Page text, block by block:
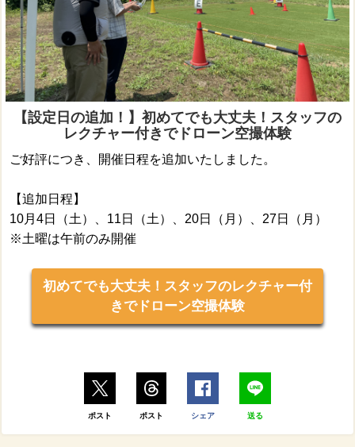
【設定日の追加！】初めてでも大丈夫！スタッフの
レクチャー付きでドローン空撮体験
ご好評につき、開催日程を追加いたしました。
【追加日程】
10月4日（土）、11日（土）、20日（月）、27日（月）
※土曜は午前のみ開催
初めてでも大丈夫！スタッフのレクチャー付
きでドローン空撮体験
ポスト ポスト シェア 送る